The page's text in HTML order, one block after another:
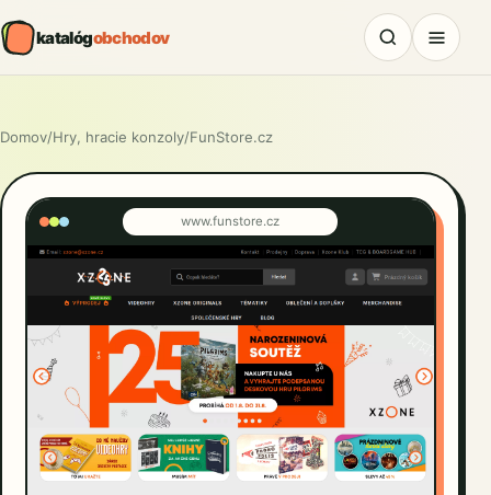
katalógobchodov
Domov/Hry, hracie konzoly/FunStore.cz
www.funstore.cz